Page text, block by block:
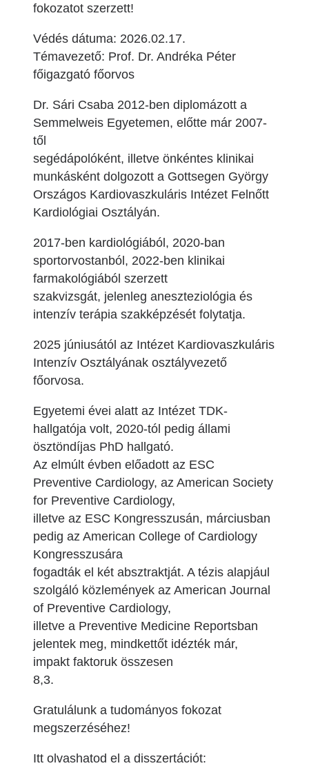
fokozatot szerzett!
Védés dátuma: 2026.02.17.
Témavezető: Prof. Dr. Andréka Péter
főigazgató főorvos
Dr. Sári Csaba 2012-ben diplomázott a
Semmelweis Egyetemen, előtte már 2007-
től
segédápolóként, illetve önkéntes klinikai
munkásként dolgozott a Gottsegen György
Országos Kardiovaszkuláris Intézet Felnőtt
Kardiológiai Osztályán.
2017-ben kardiológiából, 2020-ban
sportorvostanból, 2022-ben klinikai
farmakológiából szerzett
szakvizsgát, jelenleg aneszteziológia és
intenzív terápia szakképzését folytatja.
2025 júniusától az Intézet Kardiovaszkuláris
Intenzív Osztályának osztályvezető
főorvosa.
Egyetemi évei alatt az Intézet TDK-
hallgatója volt, 2020-tól pedig állami
ösztöndíjas PhD hallgató.
Az elmúlt évben előadott az ESC
Preventive Cardiology, az American Society
for Preventive Cardiology,
illetve az ESC Kongresszusán, márciusban
pedig az American College of Cardiology
Kongresszusára
fogadták el két absztraktját. A tézis alapjául
szolgáló közlemények az American Journal
of Preventive Cardiology,
illetve a Preventive Medicine Reportsban
jelentek meg, mindkettőt idézték már,
impakt faktoruk összesen
8,3.
Gratulálunk a tudományos fokozat
megszerzéséhez!
Itt olvashatod el a disszertációt: